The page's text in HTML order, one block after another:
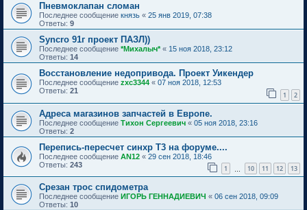
Пневмоклапан сломан
Последнее сообщение князь « 25 янв 2019, 07:38
Ответы: 9
Syncro 91г проект ПАЗЛ))
Последнее сообщение *Михалыч*« 15 ноя 2018, 23:12
Ответы: 14
Восстановление недопривода. Проект Уикендер
Последнее сообщение zxc3344 « 07 ноя 2018, 12:53
Ответы: 21 1 2
Адреса магазинов запчастей в Европе.
Последнее сообщение Тихон Сергеевич « 05 ноя 2018, 23:16
Ответы: 2
Перепись-пересчет синхр Т3 на форуме....
Последнее сообщение AN12 « 29 сен 2018, 18:46
Ответы: 243 1 10 11 12 13
Срезан трос спидометра
Последнее сообщение ИГОРЬ ГЕННАДИЕВИЧ « 06 сен 2018, 09:09
Ответы: 10